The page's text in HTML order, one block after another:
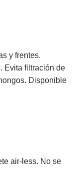
y frentes.
Evita filtración de
Disponible
air-less. No se